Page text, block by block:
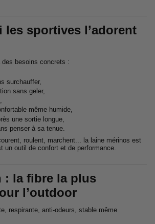
les sportives l’adorent
des besoins concrets :
surchauffer,
sans geler,
même humide,
une sortie longue,
penser à sa tenue.
roulent, marchent... la laine mérinos est
un outil de confort et de performance.
: la fibre la plus
l’outdoor
respirante, anti-odeurs, stable même